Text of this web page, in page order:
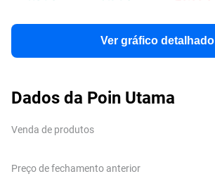
Ver gráfico detalhado
Dados da Poin Utama
Venda de produtos
Preço de fechamento anterior